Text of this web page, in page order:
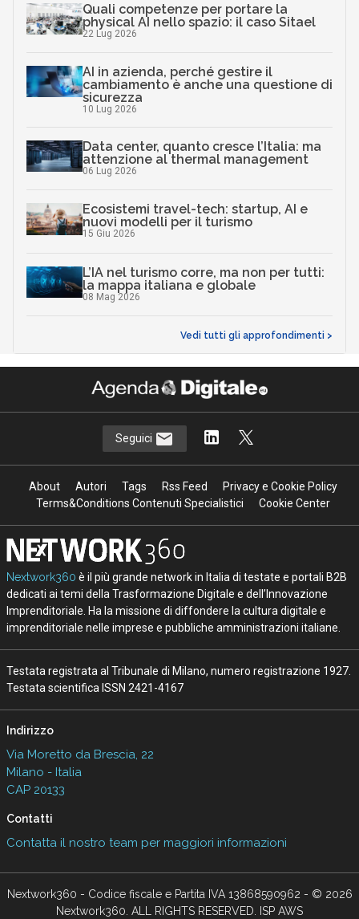
Quali competenze per portare la
physical AI nello spazio: il caso Sitael
22 Lug 2026
AI in azienda, perché gestire il
cambiamento è anche una questione di
sicurezza
10 Lug 2026
Data center, quanto cresce l’Italia: ma
attenzione al thermal management
06 Lug 2026
Ecosistemi travel-tech: startup, AI e
nuovi modelli per il turismo
15 Giu 2026
L’IA nel turismo corre, ma non per tutti:
la mappa italiana e globale
08 Mag 2026
Vedi tutti gli approfondimenti >
Seguici
About Autori Tags Rss Feed
Privacy e Cookie Policy
Terms&Conditions Contenuti Specialistici
Cookie Center
Nextwork360 è il più grande network in Italia di testate e portali B2B
dedicati ai temi della Trasformazione Digitale e dell’Innovazione
Imprenditoriale. Ha la missione di diffondere la cultura digitale e
imprenditoriale nelle imprese e pubbliche amministrazioni italiane.
Testata registrata al Tribunale di Milano, numero registrazione 1927.
Testata scientifica ISSN 2421-4167
Indirizzo
Via Moretto da Brescia, 22
Milano - Italia
CAP 20133
Contatti
Contatta il nostro team per maggiori informazioni
Nextwork360 - Codice fiscale e Partita IVA 13868590962 - © 2026
Nextwork360. ALL RIGHTS RESERVED. ISP AWS